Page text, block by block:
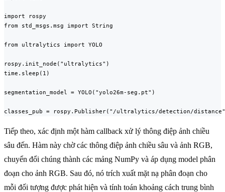
import rospy
from std_msgs.msg import String
from ultralytics import YOLO
rospy.init_node("ultralytics")
time.sleep(1)
segmentation_model = YOLO("yolo26m-seg.pt")
classes_pub = rospy.Publisher("/ultralytics/detection/
Tiếp theo, xác định một hàm callback xử lý thông điệp ảnh chiều
sâu đến. Hàm này chờ các thông điệp ảnh chiều sâu và ảnh RGB,
chuyển đổi chúng thành các mảng NumPy và áp dụng model phân
đoạn cho ảnh RGB. Sau đó, nó trích xuất mặt nạ phân đoạn cho
mỗi đối tượng được phát hiện và tính toán khoảng cách trung bình